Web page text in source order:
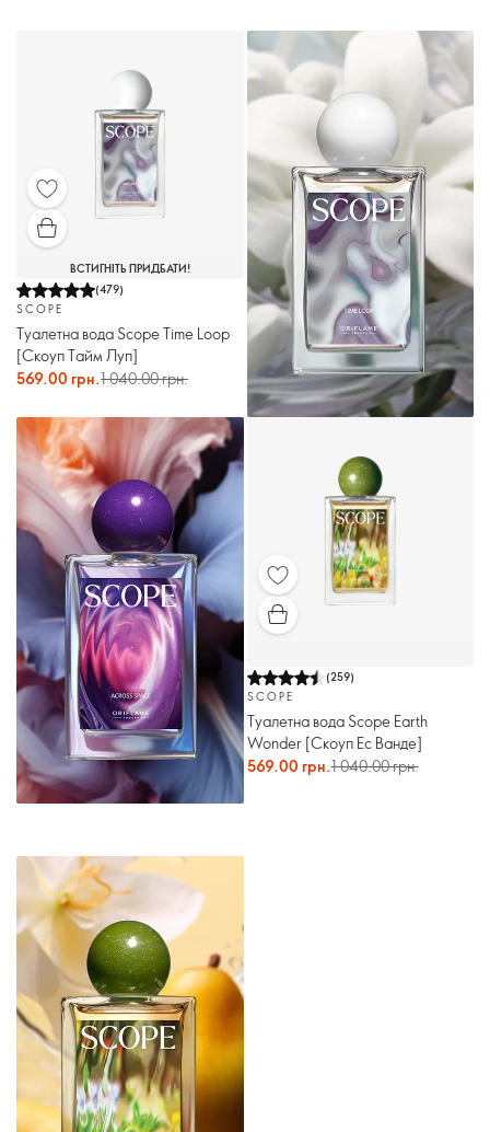
ВСТИГНІТЬ ПРИДБАТИ!
(479)
SCOPE
Туалетна вода Scope Time Loop
[Скоуп Тайм Луп]
569.00 грн.1 040.00 грн.
(259)
SCOPE
Туалетна вода Scope Earth
Wonder [Скоуп Ес Ванде]
569.00 грн.1 040.00 грн.